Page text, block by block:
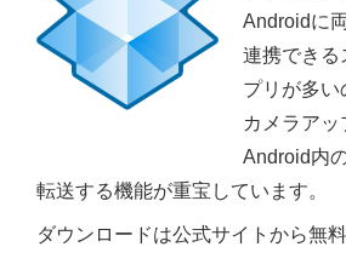
Androidに
連携できる
プリが多い
カメラア
Android内
転送する機能が重宝しています。
ダウンロードは公式サイトから無料